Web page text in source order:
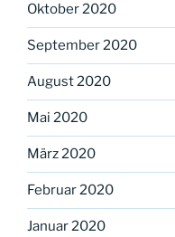
Oktober 2020
September 2020
August 2020
Mai 2020
März 2020
Februar 2020
Januar 2020